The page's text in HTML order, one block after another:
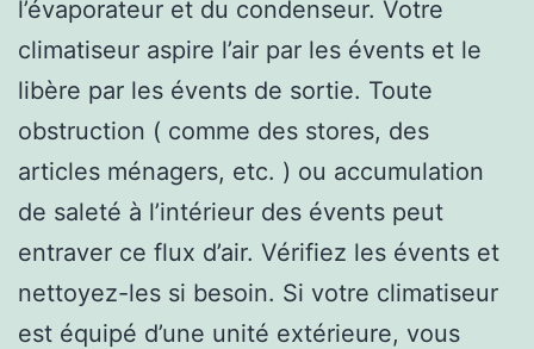
l’évaporateur et du condenseur. Votre
climatiseur aspire l’air par les évents et le
libère par les évents de sortie. Toute
obstruction ( comme des stores, des
articles ménagers, etc. ) ou accumulation
de saleté à l’intérieur des évents peut
entraver ce flux d’air. Vérifiez les évents et
nettoyez-les si besoin. Si votre climatiseur
est équipé d’une unité extérieure, vous